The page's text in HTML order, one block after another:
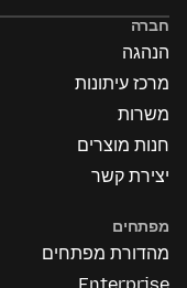
חברה
הנהגה
מרכז עיתונות
משרות
חנות מוצרים
יצירת קשר
מפתחים
מהדורת מפתחים